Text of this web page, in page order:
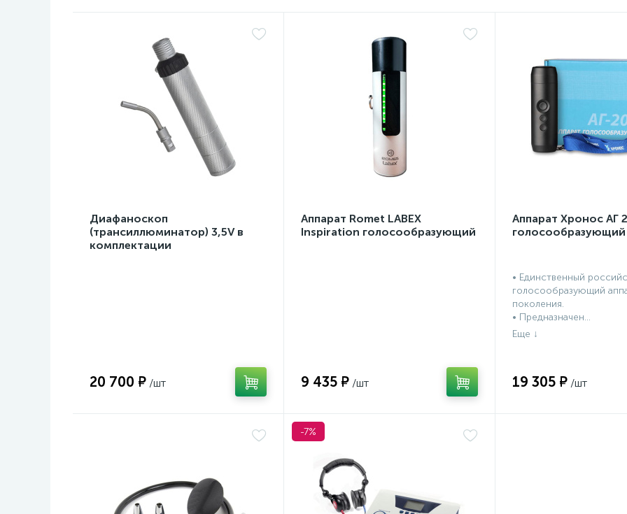
Диафаноскоп
(трансиллюминатор) 3,5V в
комплектации
20 700 ₽
Аппарат Romet LABEX
Inspiration голосообразующий
9 435 ₽
Аппарат Хронос АГ
голосообразующий
• Единственный
голосообразующий
поколения.
• Предназначен...
19 305 ₽
-7%